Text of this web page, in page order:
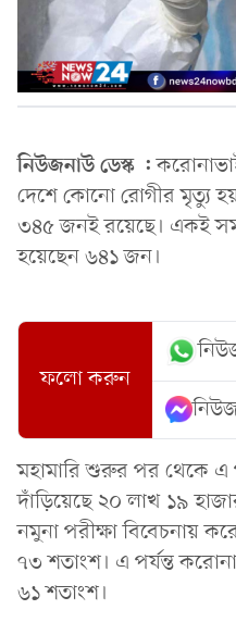
নিউজনাউ ডেস্ক :
দেশে কোনো রোগীর মৃত্যু
৩৪৫ জনই রয়েছে। একই
হয়েছেন ৬৪১ জন।
ফলো করুন
মহামারি শুরুর পর থেকে এ
দাঁড়িয়েছে ২০ লাখ ১৯
নমুনা পরীক্ষা বিবেচনায়
৭৩ শতাংশ। এ পর্যন্ত
৬১ শতাংশ।